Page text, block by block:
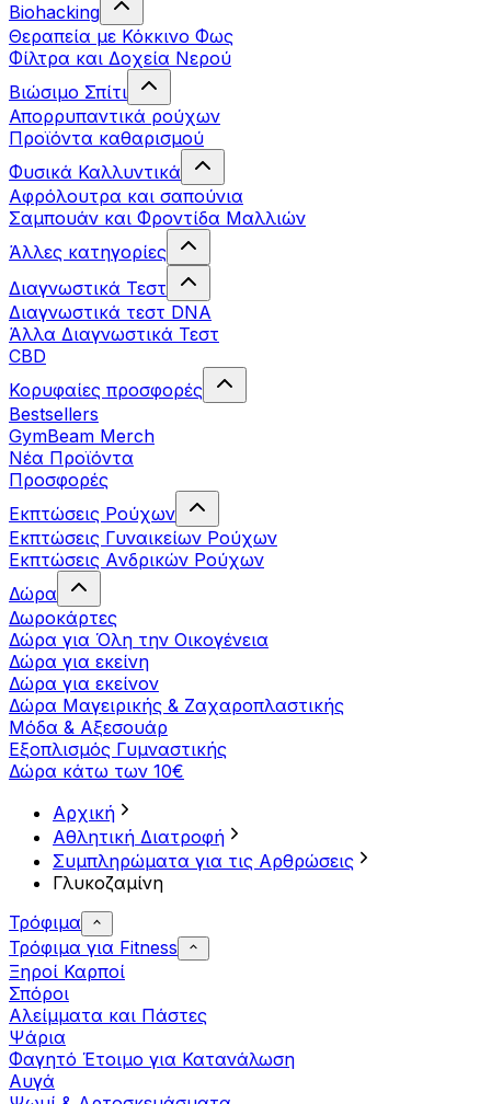
Biohacking
Θεραπεία με Κόκκινο Φως
Φίλτρα και Δοχεία Νερού
Βιώσιμο Σπίτι
Απορρυπαντικά ρούχων
Προϊόντα καθαρισμού
Φυσικά Καλλυντικά
Αφρόλουτρα και σαπούνια
Σαμπουάν και Φροντίδα Μαλλιών
Άλλες κατηγορίες
Διαγνωστικά Τεστ
Διαγνωστικά τεστ DNA
Άλλα Διαγνωστικά Τεστ
CBD
Κορυφαίες προσφορές
Bestsellers
GymBeam Merch
Νέα Προϊόντα
Προσφορές
Εκπτώσεις Ρούχων
Εκπτώσεις Γυναικείων Ρούχων
Εκπτώσεις Aνδρικών Ρούχων
Δώρα
Δωροκάρτες
Δώρα για Όλη την Οικογένεια
Δώρα για εκείνη
Δώρα για εκείνον
Δώρα Μαγειρικής & Ζαχαροπλαστικής
Μόδα & Αξεσουάρ
Εξοπλισμός Γυμναστικής
Δώρα κάτω των 10€
Αρχική
Αθλητική Διατροφή
Συμπληρώματα για τις Αρθρώσεις
Γλυκοζαμίνη
Τρόφιμα
Τρόφιμα για Fitness
Ξηροί Καρποί
Σπόροι
Αλείμματα και Πάστες
Ψάρια
Φαγητό Έτοιμο για Κατανάλωση
Αυγά